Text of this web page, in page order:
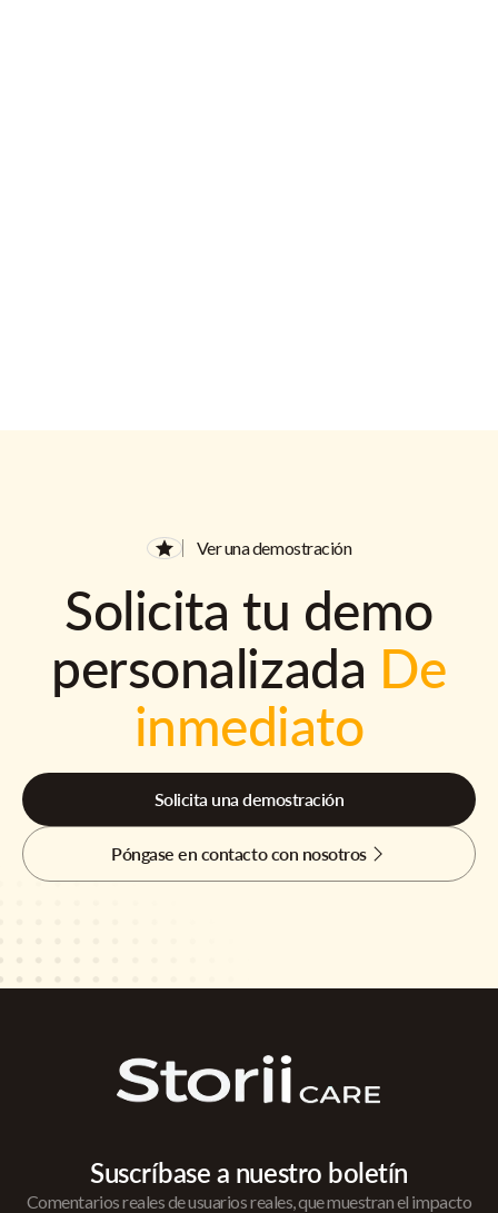
Ver una demostración
Solicita tu demo
personalizada De
inmediato
Solicita una demostración
Póngase en contacto con nosotros
Suscríbase a nuestro boletín
Comentarios reales de usuarios reales, que muestran el impacto